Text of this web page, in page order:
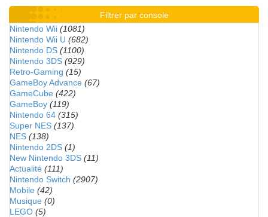
Filtrer par console
Nintendo Wii (1081)
Nintendo Wii U (682)
Nintendo DS (1100)
Nintendo 3DS (929)
Retro-Gaming (15)
GameBoy Advance (67)
GameCube (422)
GameBoy (119)
Nintendo 64 (315)
Super NES (137)
NES (138)
Nintendo 2DS (1)
New Nintendo 3DS (11)
Actualité (111)
Nintendo Switch (2907)
Mobile (42)
Musique (0)
LEGO (5)